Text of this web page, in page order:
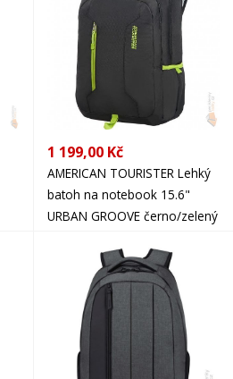
1 199,00 Kč
AMERICAN TOURISTER Lehký
batoh na notebook 15.6"
URBAN GROOVE černo/zelený